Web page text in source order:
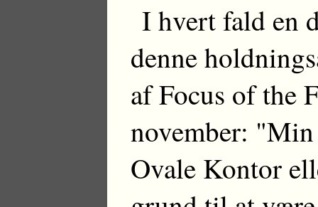
I hvert fald en
denne
af Focus of the
november:
Ovale Kontor